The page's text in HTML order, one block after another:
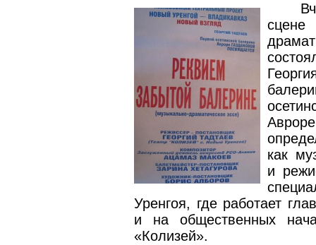
как
и
Уренгоя, где работает
и на общественных
«Колизей».